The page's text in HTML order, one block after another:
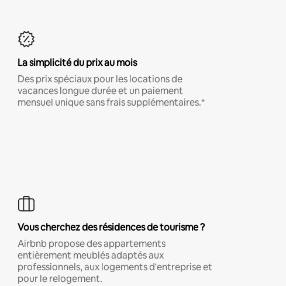
La simplicité du prix au mois
Des prix spéciaux pour les locations de
vacances longue durée et un paiement
mensuel unique sans frais supplémentaires.*
Vous cherchez des résidences de tourisme ?
Airbnb propose des appartements
entièrement meublés adaptés aux
professionnels, aux logements d'entreprise et
pour le relogement.